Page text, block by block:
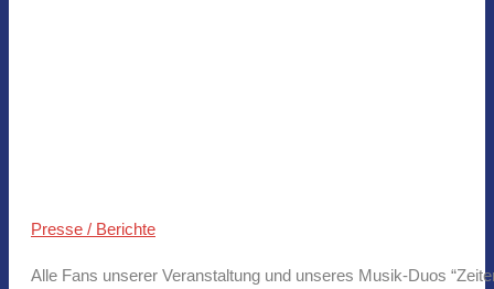
Presse / Berichte
Alle Fans unserer Veranstaltung und unseres Musik-Duos